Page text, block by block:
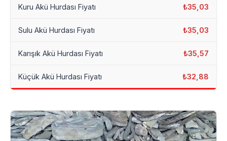
Kuru Akü Hurdası Fiyatı ₺35,03
Sulu Akü Hurdası Fiyatı ₺35,03
Karışık Akü Hurdası Fiyatı ₺35,57
Küçük Akü Hurdası Fiyatı ₺32,88